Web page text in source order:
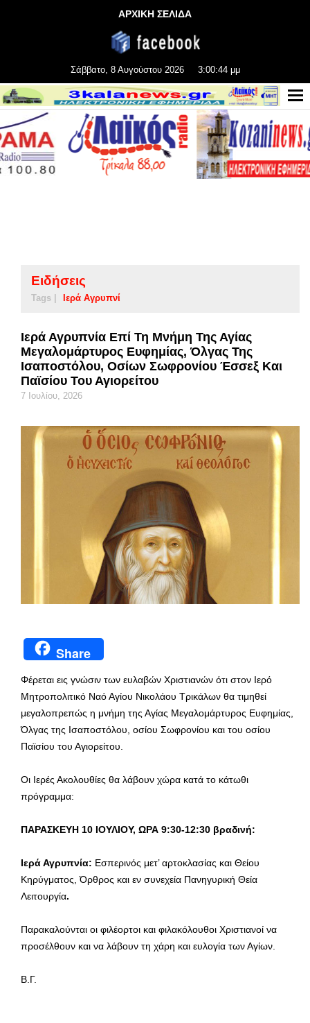
ΑΡΧΙΚΗ ΣΕΛΙΔΑ
Σάββατο, 8 Αυγούστου 2026 3:00:44 μμ
Ειδήσεις
Tags | Ιερά Αγρυπνί
Ιερά Αγρυπνία Επί Τη Μνήμη Της Αγίας
Μεγαλομάρτυρος Ευφημίας, Όλγας Της
Ισαποστόλου, Οσίων Σωφρονίου Έσσεξ Και
Παϊσίου Του Αγιορείτου
7 Ιουλίου, 2026
Share
Φέρεται εις γνώσιν των ευλαβών Χριστιανών ότι στον Ιερό
Μητροπολιτικό Ναό Αγίου Νικολάου Τρικάλων θα τιμηθεί
μεγαλοπρεπώς η μνήμη της Αγίας Μεγαλομάρτυρος Ευφημίας,
Όλγας της Ισαποστόλου, οσίου Σωφρονίου και του οσίου
Παϊσίου του Αγιορείτου.
Οι Ιερές Ακολουθίες θα λάβουν χώρα κατά το κάτωθι
πρόγραμμα:
ΠΑΡΑΣΚΕΥΗ 10 ΙΟΥΛΙΟΥ, ΩΡΑ 9:30-12:30 βραδινή:
Ιερά Αγρυπνία: Εσπερινός μετ’ αρτοκλασίας και Θείου
Κηρύγματος, Όρθρος και εν συνεχεία Πανηγυρική Θεία
Λειτουργία.
Παρακαλούνται οι φιλέορτοι και φιλακόλουθοι Χριστιανοί να
προσέλθουν και να λάβουν τη χάρη και ευλογία των Αγίων.
Β.Γ.